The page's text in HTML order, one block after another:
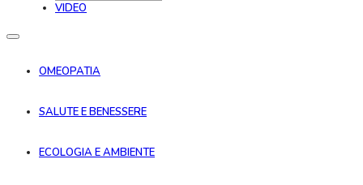
VIDEO
OMEOPATIA
SALUTE E BENESSERE
ECOLOGIA E AMBIENTE